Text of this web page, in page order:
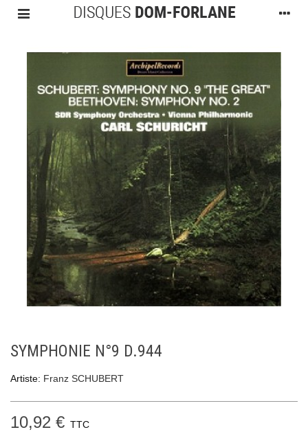
SYMPHONIE N°9 D.944
Artiste: Franz SCHUBERT
10,92 € TTC